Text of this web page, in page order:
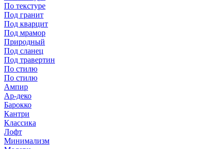
По текстуре
Под гранит
Под кварцит
Под мрамор
Природный
Под сланец
Под травертин
По стилю
По стилю
Ампир
Ар-деко
Барокко
Кантри
Классика
Лофт
Минимализм